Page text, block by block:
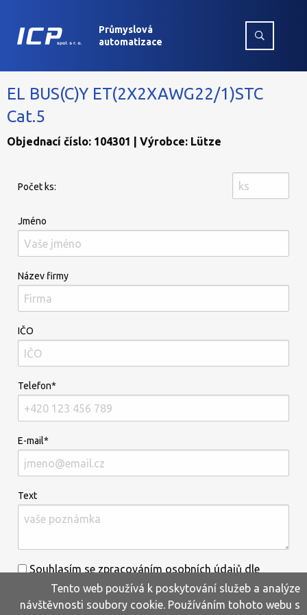
Průmyslová
automatizace
EL BUS(C)Y ET(2X2XAWG22/1)STC
Cat.5
Objednací číslo: 104301 | Výrobce: Lütze
Počet ks:
Jméno
Název firmy
IČO
Telefon*
E-mail*
Text
Souhlasím se zpracováním osobních údajů dle
informací uvedenýchzde.*
Tento web používá k poskytování služeb a analýze
návštěvnosti soubory cookie. Používáním tohoto webu s